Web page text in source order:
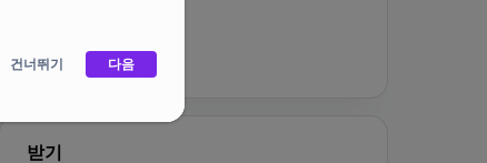
건너뛰기 다음
받기